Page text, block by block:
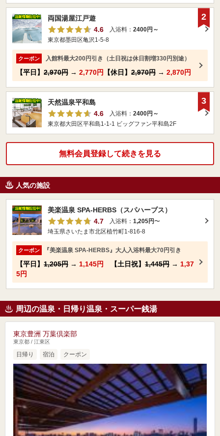
両国湯屋江戸遊
4.6
入浴料： 2400円～
東京都墨田区亀沢1-5-8
クーポン 入館料最大200円引き（土日祝は休日割増330円別途）
【平日】 2,970円 → 2,770円 【休日】 2,970円 → 2,870円
2
天然温泉平和島
4.6
入浴料： 2400円～
東京都大田区平和島1-1-1 ビッグファン平和島2F
3
無料会員登録して続きを見る
人気の施設
美楽温泉 SPA-HERBS（スパハーブス）
4.7
入浴料： 1,205円〜
埼玉県さいたま市北区植竹町1-816-8
クーポン 『美楽温泉 SPA-HERBS』大人入浴料最大70円引き
【平日】 1,205円 → 1,145円 【土日祝】 1,445円 → 1,37
5円
周辺の温泉・日帰り温泉・スーパー銭湯
東京豊洲 万葉倶楽部
東京都 / 江東区
日帰り 宿泊 クーポン